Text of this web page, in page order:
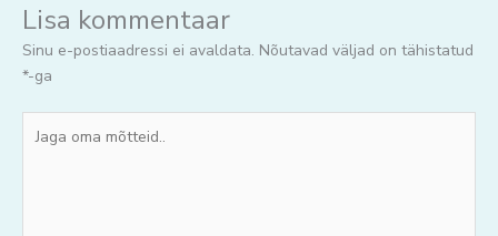
Lisa kommentaar
Sinu e-postiaadressi ei avaldata. Nõutavad väljad on tähistatud
*-ga
oma